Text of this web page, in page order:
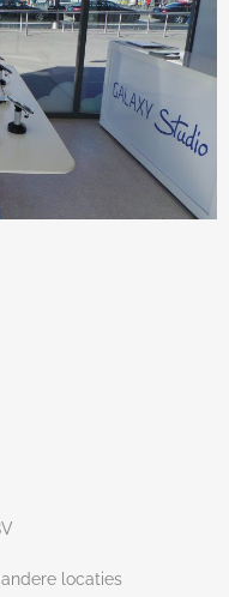
locaties